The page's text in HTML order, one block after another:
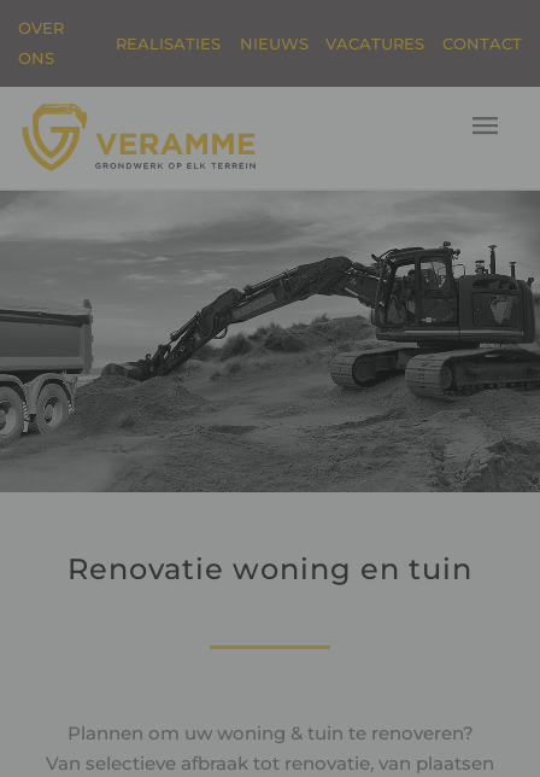
OVER
ONS
REALISATIES NIEUWS VACATURES CONTACT
Renovatie woning en tuin
Plannen om uw woning & tuin te renoveren?
Van selectieve afbraak tot renovatie, van plaatsen